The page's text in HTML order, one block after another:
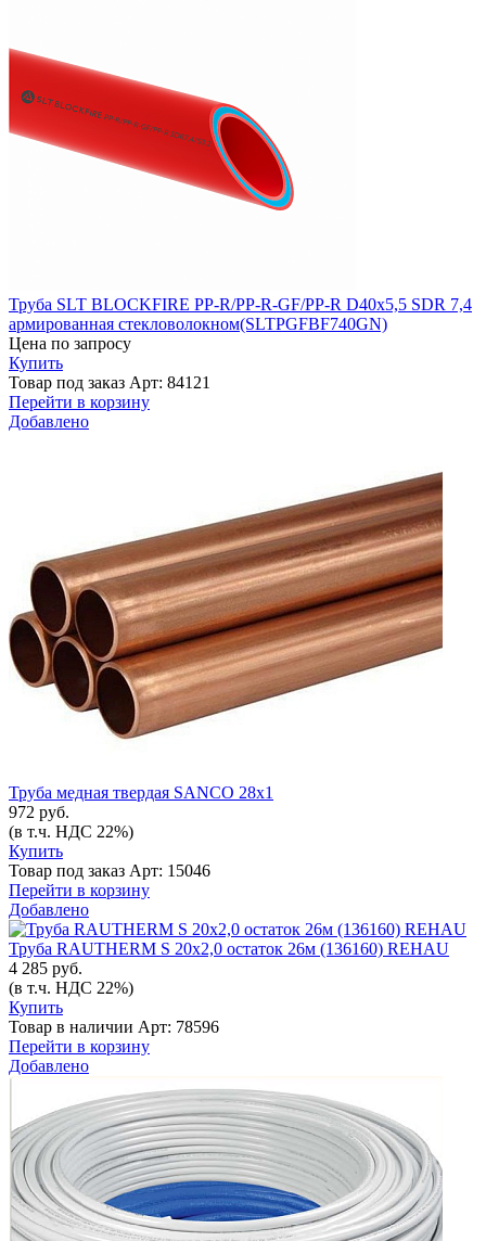
Труба SLT BLOCKFIRE PP-R/PP-R-GF/PP-R D40x5,5 SDR 7,4
армированная стекловолокном(SLTPGFBF740GN)
Цена по запросу
Купить
Товар под заказ Арт: 84121
Перейти в корзину
Добавлено
Труба медная твердая SANCO 28х1
972 руб.
(в т.ч. НДС 22%)
Купить
Товар под заказ Арт: 15046
Перейти в корзину
Добавлено
Труба RAUTHERM S 20х2,0 остаток 26м (136160) REHAU
4 285 руб.
(в т.ч. НДС 22%)
Купить
Товар в наличии Арт: 78596
Перейти в корзину
Добавлено